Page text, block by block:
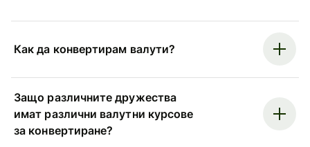
Как да конвертирам валути?
Защо различните дружества
имат различни валутни курсове
за конвертиране?